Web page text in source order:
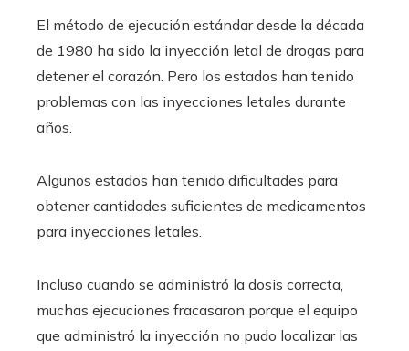
El método de ejecución estándar desde la década
de 1980 ha sido la inyección letal de drogas para
detener el corazón. Pero los estados han tenido
problemas con las inyecciones letales durante
años.
Algunos estados han tenido dificultades para
obtener cantidades suficientes de medicamentos
para inyecciones letales.
Incluso cuando se administró la dosis correcta,
muchas ejecuciones fracasaron porque el equipo
que administró la inyección no pudo localizar las